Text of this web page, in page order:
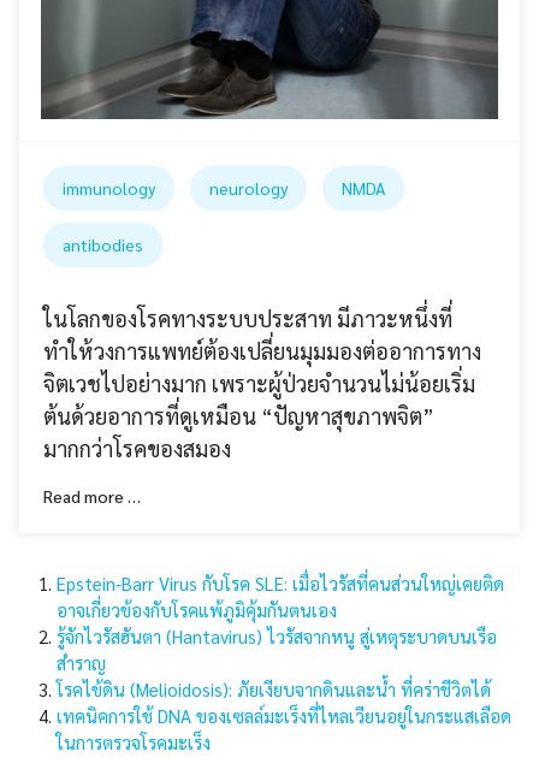
immunology neurology NMDA
antibodies
ในโลกของโรคทางระบบประสาท มีภาวะหนึ่งที่
ทำให้วงการแพทย์ต้องเปลี่ยนมุมมองต่ออาการทาง
จิตเวชไปอย่างมาก เพราะผู้ป่วยจำนวนไม่น้อยเริ่ม
ต้นด้วยอาการที่ดูเหมือน “ปัญหาสุขภาพจิต”
มากกว่าโรคของสมอง
Read more …
Epstein-Barr Virus กับโรค SLE: เมื่อไวรัสที่คนส่วนใหญ่เคยติด
อาจเกี่ยวข้องกับโรคแพ้ภูมิคุ้มกันตนเอง
รู้จักไวรัสฮันตา (Hantavirus) ไวรัสจากหนู สู่เหตุระบาดบนเรือ
สำราญ
โรคไข้ดิน (Melioidosis): ภัยเงียบจากดินและน้ำ ที่คร่าชีวิตได้
เทคนิคการใช้ DNA ของเซลล์มะเร็งที่ไหลเวียนอยู่ในกระแสเลือด
ในการตรวจโรคมะเร็ง